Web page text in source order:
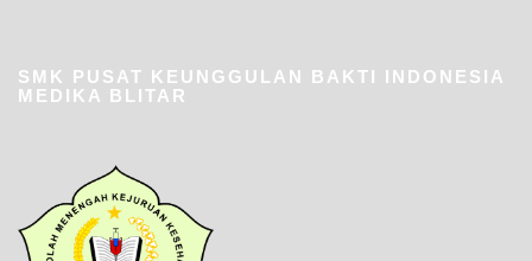
SMK PUSAT KEUNGGULAN BAKTI INDONESIA
MEDIKA BLITAR